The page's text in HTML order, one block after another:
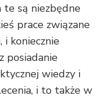
te są niezbędne
prace związane
i koniecznie
posiadanie
wiedzy i
i to także w